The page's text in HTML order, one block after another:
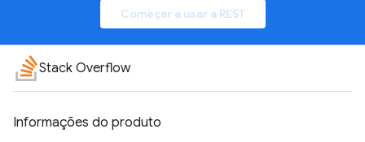
Começar a usar a REST
Stack Overflow
Informações do produto